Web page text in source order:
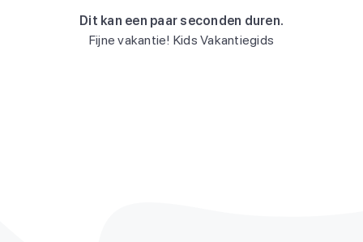
Dit kan een paar seconden duren.
Fijne vakantie! Kids Vakantiegids